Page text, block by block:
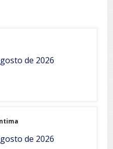
de 2026
de 2026